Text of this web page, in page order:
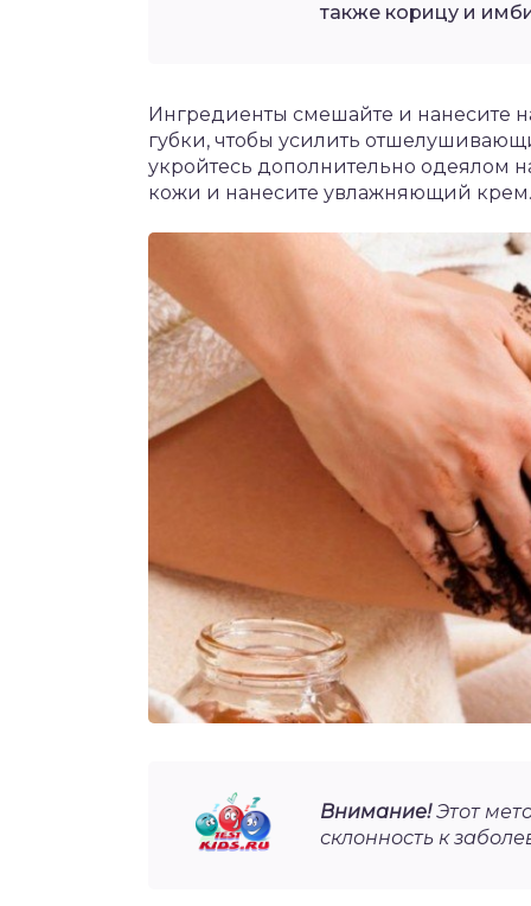
также корицу и
Ингредиенты смешайте и нанесите
губки, чтобы усилить
укройтесь дополнительно одеялом
кожи и нанесите увлажняющий крем.
Внимание!Этот
склонность к